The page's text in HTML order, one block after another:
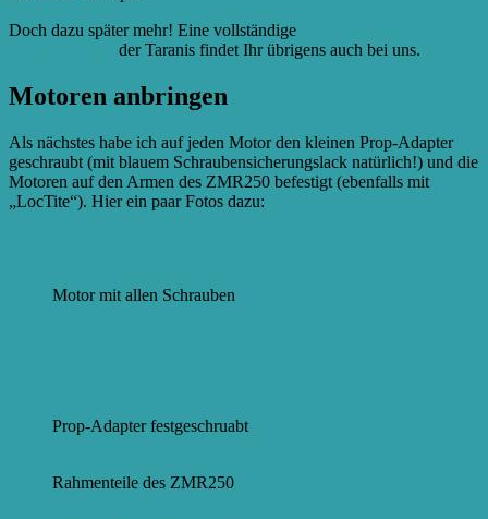
Doch dazu später mehr! Eine vollständige
der Taranis findet Ihr übrigens auch bei uns.
Motoren anbringen
Als nächstes habe ich auf jeden Motor den kleinen Prop-Adapter
geschraubt (mit blauem Schraubensicherungslack natürlich!) und die
Motoren auf den Armen des ZMR250 befestigt (ebenfalls mit
„LocTite“). Hier ein paar Fotos dazu:
Motor mit allen Schrauben
Prop-Adapter festgeschruabt
Rahmenteile des ZMR250